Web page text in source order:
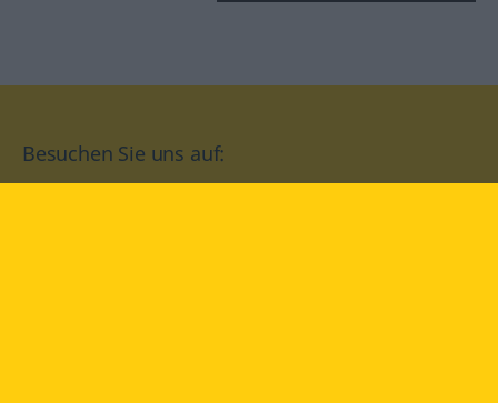
Besuchen Sie uns auf: